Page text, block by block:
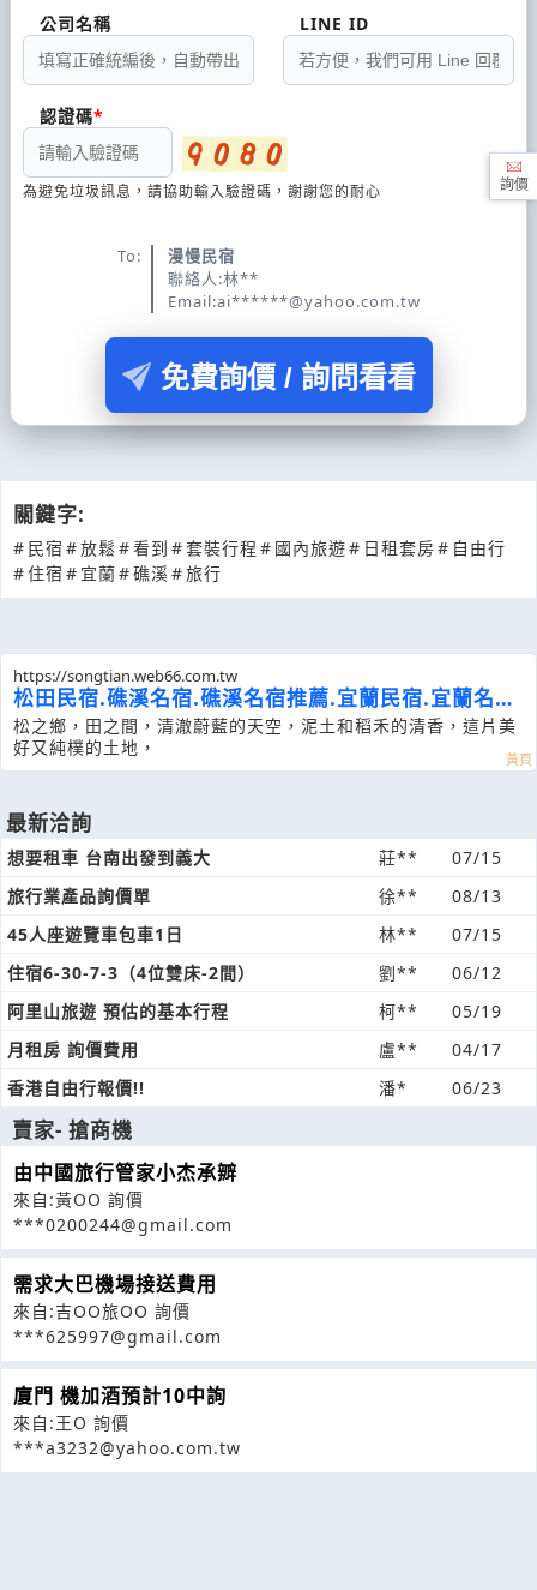
公司名稱 LINE ID
認證碼
為避免垃圾訊息，請協助輸入驗證碼，謝謝您的耐心
To:
漫慢民宿
聯絡人:林**
Email:ai******@yahoo.com.tw
免費詢價 / 詢問看看
關鍵字:
# 民宿 #放鬆#看到 #套裝行程 # 國內旅遊# 日租套房# 自由行
#住宿 # 宜蘭#礁溪 #旅行
https://songtian.web66.com.tw
松田民宿.礁溪名宿.礁溪名宿推薦.宜蘭民宿.宜蘭名宿
推薦
松之鄉，田之間，清澈蔚藍的天空，泥土和稻禾的清香，這片美
好又純樸的土地，
最新洽詢
想要租車 台南出發到義大 莊**
07/15
旅行業產品詢價單
徐**
08/13
45人座遊覽車包車1日
林**
07/15
住宿6-30-7-3（4位雙床-2間）
劉**
06/12
阿里山旅遊 預估的基本行程
柯**
05/19
月租房 詢價費用
盧**
04/17
香港自由行報價!!
潘* 06/23
賣家- 搶商機
由中國旅行管家小杰承辧
來自:黃OO 詢價
***0200244@gmail.com
需求大巴機場接送費用
來自:吉OO旅OO 詢價
***625997@gmail.com
廈門 機加酒預計10中詢
來自:王O 詢價
***a3232@yahoo.com.tw
詢價